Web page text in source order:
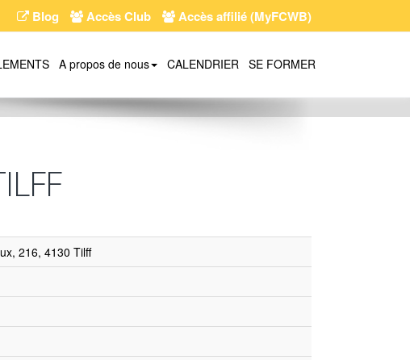
Blog Accès Club Accès affilié (MyFCWB)
A propos de nous CALENDRIER SE FORMER
216, 4130 Tilff